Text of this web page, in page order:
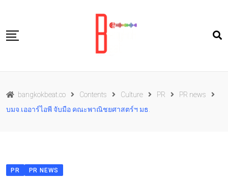
content
Food
TH
bangkokbeat.co Contents Culture PR
PR news
บมจ.เออาร์ไอพี จับมือ คณะพาณิชยศาสตร์ฯ มธ.
PR PR NEWS